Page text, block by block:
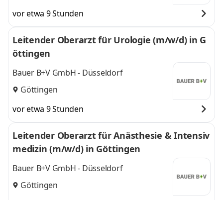
vor etwa 9 Stunden
Leitender Oberarzt für Urologie (m/w/d) in G
öttingen
Bauer B+V GmbH - Düsseldorf
Göttingen
vor etwa 9 Stunden
Leitender Oberarzt für Anästhesie & Intensiv
medizin (m/w/d) in Göttingen
Bauer B+V GmbH - Düsseldorf
Göttingen